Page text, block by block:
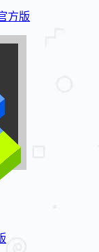
方版